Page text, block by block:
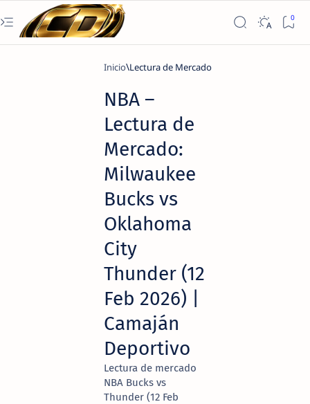
Inicio Lectura de Mercado
NBA –
Lectura de
Mercado:
Milwaukee
Bucks vs
Oklahoma
City
Thunder (12
Feb 2026) |
Camaján
Deportivo
Lectura de mercado
NBA Bucks vs
Thunder (12 Feb